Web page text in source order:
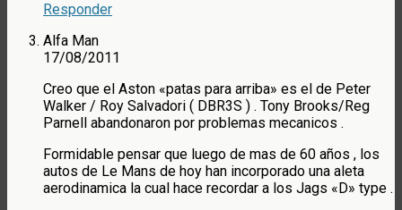
Responder
Alfa Man
17/08/2011
Creo que el Aston «patas para arriba» es el de Peter
Walker / Roy Salvadori ( DBR3S ) . Tony Brooks/Reg
Parnell abandonaron por problemas mecanicos .
Formidable pensar que luego de mas de 60 años , los
autos de Le Mans de hoy han incorporado una aleta
aerodinamica la cual hace recordar a los Jags «D» type .